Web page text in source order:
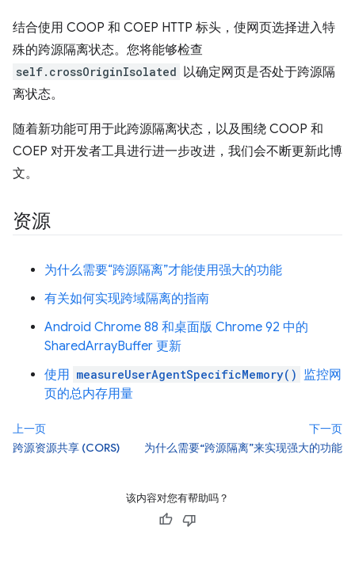
结合使用 COOP 和 COEP HTTP 标头，使网页选择进入特
殊的跨源隔离状态。您将能够检查
self.crossOriginIsolated 以确定网页是否处于跨源隔
离状态。
随着新功能可用于此跨源隔离状态，以及围绕 COOP 和
COEP 对开发者工具进行进一步改进，我们会不断更新此博
文。
资源
为什么需要“跨源隔离”才能使用强大的功能
有关如何实现跨域隔离的指南
Android Chrome 88 和桌面版 Chrome 92 中的
SharedArrayBuffer 更新
使用 measureUserAgentSpecificMemory() 监控网
页的总内存用量
上一页
跨源资源共享 (CORS)
下一页
为什么需要“跨源隔离”来实现强大的功能
该内容对您有帮助吗？